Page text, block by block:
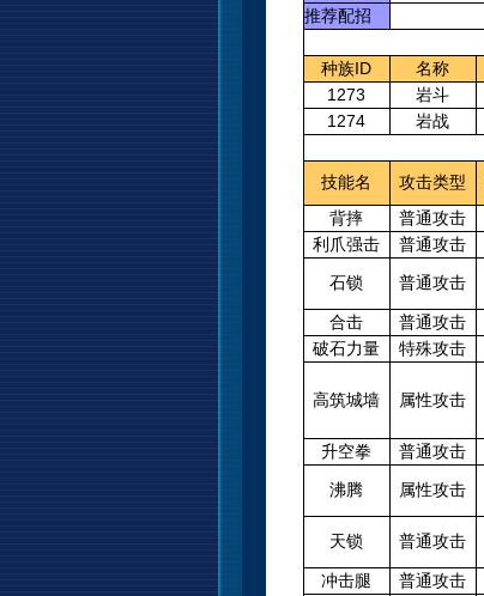
推荐配招
种族ID
名称
1273
岩斗
1274
岩战
技能名
攻击类型
背摔
普通攻击
利爪强击
普通攻击
石锁
普通攻击
合击
普通攻击
破石力量
特殊攻击
高筑城墙 属性攻击
升空拳
普通攻击
沸腾
属性攻击
天锁
普通攻击
冲击腿
普通攻击